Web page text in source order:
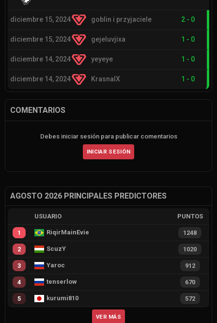
diciembre 15, 2024 goblin i przyjaciele 2 - 0
diciembre 15, 2024 gejeluvjixa 1 - 0
diciembre 14, 2024 yeyeye 1 - 0
diciembre 14, 2024 KrasnalX 1 - 0
COMENTARIOS
Debes iniciar sesión para publicar comentarios
INICIAR SESIÓN
AGOSTO 2026 PRINCIPALES PREDICTORES
USUARIO PUNTOS
1 RiqirMainEvie 1248
2 ScuzY 1020
3 Yaroc 912
4 tenserlow 670
5 kurumi810 572
VER MÁS